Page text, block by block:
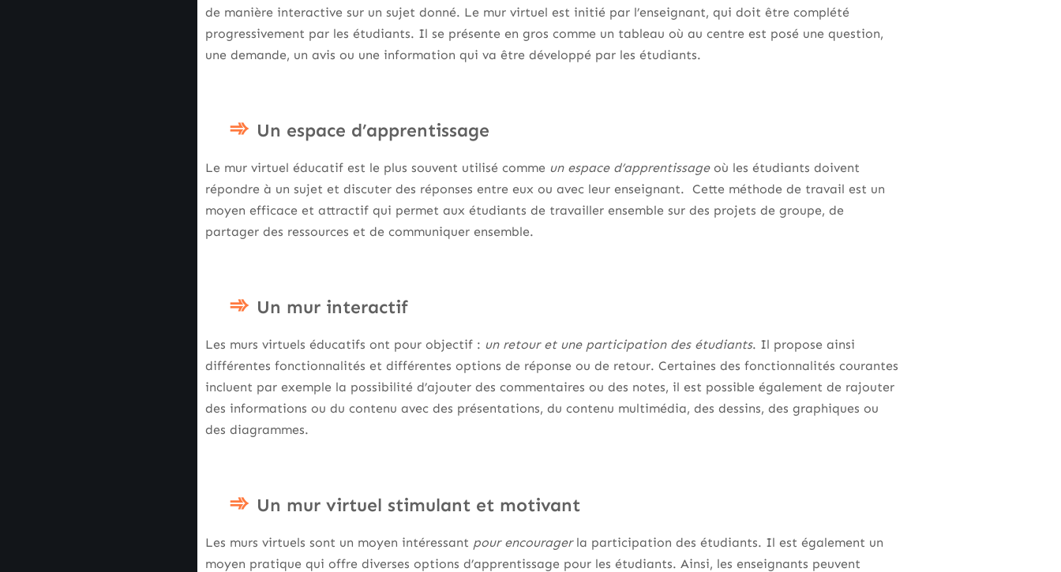
de manière interactive sur un sujet donné. Le mur virtuel est initié par l’enseignant, qui doit être complété
progressivement par les étudiants. Il se présente en gros comme un tableau où au centre est posé une question,
une demande, un avis ou une information qui va être développé par les étudiants.
Un espace d’apprentissage
Le mur virtuel éducatif est le plus souvent utilisé comme un espace d’apprentissageoù les étudiants doivent
répondre à un sujet et discuter des réponses entre eux ou avec leur enseignant. Cette méthode de travail est un
moyen efficace et attractif qui permet aux étudiants de travailler ensemble sur des projets de groupe, de
partager des ressources et de communiquer ensemble.
Un mur interactif
Les murs virtuels éducatifs ont pour objectif : un retour et une participation des étudiants. Il propose ainsi
différentes fonctionnalités et différentes options de réponse ou de retour. Certaines des fonctionnalités courantes
incluent par exemple la possibilité d’ajouter des commentaires ou des notes, il est possible également de rajouter
des informations ou du contenu avec des présentations, du contenu multimédia, des dessins, des graphiques ou
des diagrammes.
Un mur virtuel stimulant et motivant
Les murs virtuels sont un moyen intéressant pour encouragerla participation des étudiants. Il est également un
moyen pratique qui offre diverses options d’apprentissage pour les étudiants. Ainsi, les enseignants peuvent